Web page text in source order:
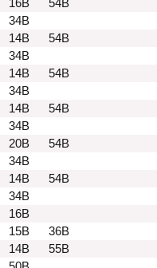
16B
54B
34B
14B
54B
34B
14B
54B
34B
14B
54B
34B
20B
54B
34B
14B
54B
34B
16B
15B
36B
14B
55B